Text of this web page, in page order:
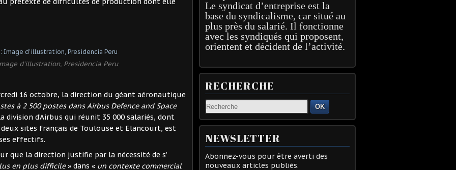
d’illustration, Presidencia Peru
16 octobre, la direction du géant aéronautique
à 2 500 postes dans Airbus Defence and Space
division d’Airbus qui réunit 35 000 salariés, dont
sites français de Toulouse et Elancourt, est
effectifs.
que la direction justifie par la nécessité de s’
en plus difficile» dans « un contexte commercial
Le syndicat d’entreprise est la
base du syndicalisme, car situé au
plus près du salarié. Il fonctionne
avec les syndiqués qui proposent,
orientent et décident de l’activité.
RECHERCHE
OK
NEWSLETTER
Abonnez-vous pour être averti des
nouveaux articles publiés.